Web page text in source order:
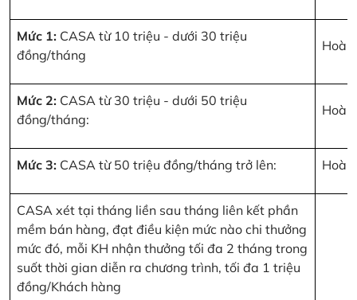
Mức 1: CASA từ 10 triệu - dưới 30 triệu
đồng/tháng
Mức 2: CASA từ 30 triệu - dưới 50 triệu
đồng/tháng:
Mức 3: CASA từ 50 triệu đồng/tháng trở lên:
CASA xét tại tháng liền sau tháng liên kết phần
mềm bán hàng, đạt điều kiện mức nào chi thưởng
mức đó, mỗi KH nhận thưởng tối đa 2 tháng trong
suốt thời gian diễn ra chương trình, tối đa 1 triệu
đồng/Khách hàng